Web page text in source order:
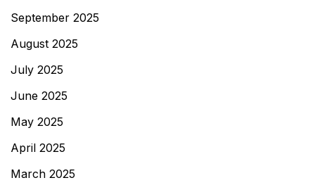
September 2025
August 2025
July 2025
June 2025
May 2025
April 2025
March 2025